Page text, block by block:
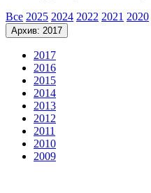
Все 2025 2024 2022 2021 2020
Архив: 2017
2017
2016
2015
2014
2013
2012
2011
2010
2009